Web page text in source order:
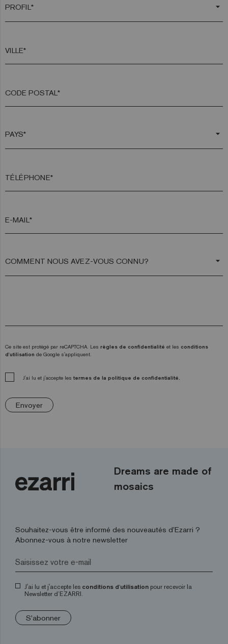
arrow_drop_down
VILLE*
CODE POSTAL*
arrow_drop_down
TÉLÉPHONE*
E-MAIL*
arrow_drop_down
Ce site est protégé par reCAPTCHA. Les règles de confidentialité et les conditions
d'utilisation de Google s'appliquent.
J'ai lu et j'accepte les termes de la politique de confidentialité.
Envoyer
Dreams are made of
mosaics
Souhaitez-vous être informé des nouveautés d’Ezarri ?
Abonnez-vous à notre newsletter
J'ai lu et j'accepte les conditions d'utilisation pour recevoir la
Newsletter d’EZARRI.
S'abonner